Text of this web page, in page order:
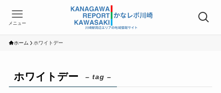
メニュー
ホーム ホワイトデー
ホワイトデー – tag –